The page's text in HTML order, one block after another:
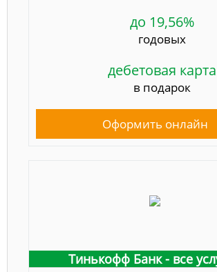
до 19,56%
годовых
дебетовая карта
в подарок
Оформить онлайн
Тинькофф Банк - все